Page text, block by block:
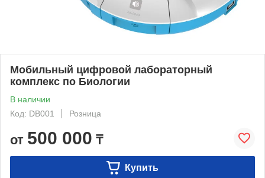
Мобильный цифровой лабораторный
комплекс по Биологии
В наличии
Код: DB001
Розница
от 500 000 ₸
Купить